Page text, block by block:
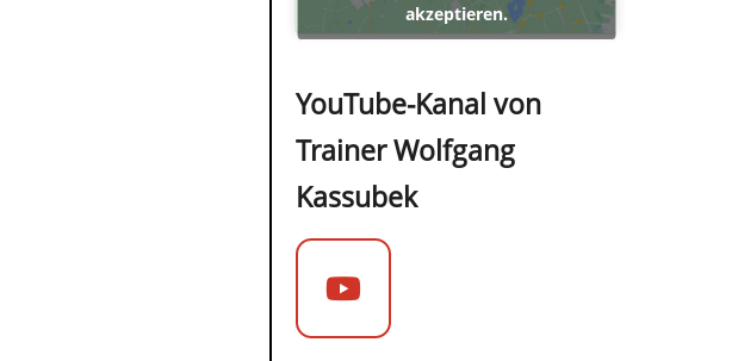
akzeptieren.
YouTube-Kanal von
Trainer Wolfgang
Kassubek